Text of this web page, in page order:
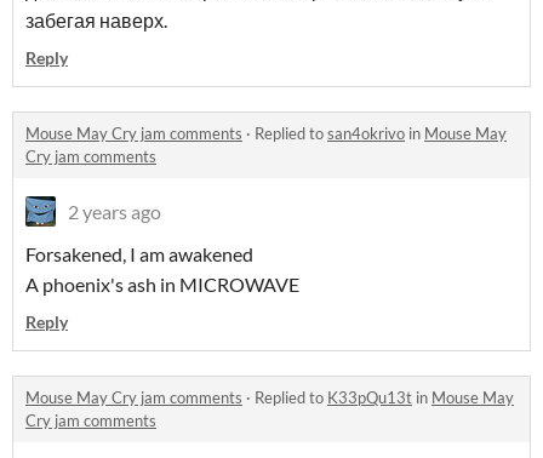
забегая наверх.
Reply
Mouse May Cry jam comments · Replied tosan4okrivo in Mouse May
Cry jam comments
2 years ago
Forsakened, I am awakened
A phoenix's ash in MICROWAVE
Reply
Mouse May Cry jam comments · Replied to K33pQu13t in Mouse May
Cry jam comments